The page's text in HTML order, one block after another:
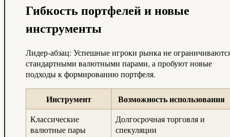
Гибкость портфелей и новые
инструменты
Лидер-абзац: Успешные игроки рынка не
стандартными валютными парами, а пробуют новые
подходы к формированию портфеля.
Инструмент Возможность использования
Классические
валютные пары
Долгосрочная торговля и
спекуляции